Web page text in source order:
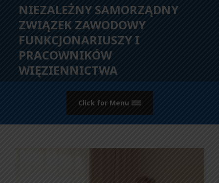
NIEZALEŻNY SAMORZĄDNY
ZWIĄZEK ZAWODOWY
FUNKCJONARIUSZY I
PRACOWNIKÓW
WIĘZIENNICTWA
Click for Menu